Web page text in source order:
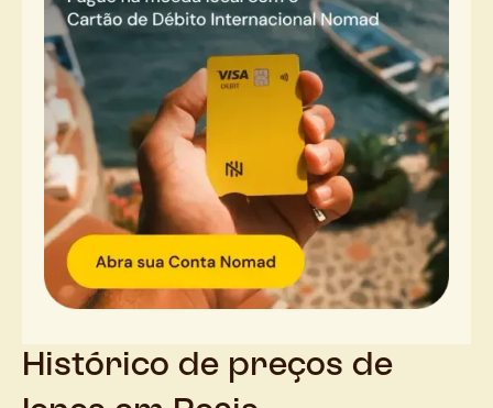
Histórico de preços de